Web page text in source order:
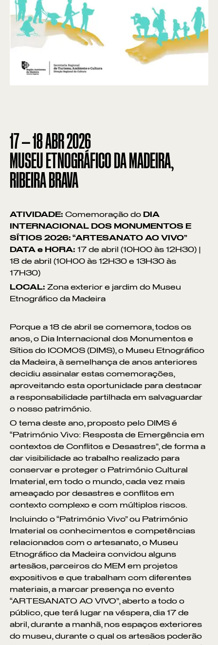
17—18ABR2026
MUSEU ETNOGRÁFICO DA MADEIRA,
RIBEIRA BRAVA
ATIVIDADE: Comemoração do DIA
INTERNACIONAL DOS MONUMENTOS E
SÍTIOS 2026: “ARTESANATO AO VIVO”
DATA e HORA: 17 de abril (10H00 às 12H30) |
18 de abril (10H00 às 12H30 e 13H30 às
17H30)
LOCAL: Zona exterior e jardim do Museu
Etnográfico da Madeira
Porque a 18 de abril se comemora, todos os
anos, o Dia Internacional dos Monumentos e
Sítios do ICOMOS (DIMS), o Museu Etnográfico
da Madeira, à semelhança de anos anteriores
decidiu assinalar estas comemorações,
aproveitando esta oportunidade para destacar
a responsabilidade partilhada em salvaguardar
o nosso património.
O tema deste ano, proposto pelo DIMS é
“Património Vivo: Resposta de Emergência em
contextos de Conflitos e Desastres”, de forma a
dar visibilidade ao trabalho realizado para
conservar e proteger o Património Cultural
Imaterial, em todo o mundo, cada vez mais
ameaçado por desastres e conflitos em
contexto complexo e com múltiplos riscos.
Incluindo o “Património Vivo” ou Património
Imaterial os conhecimentos e competências
relacionados com o artesanato, o Museu
Etnográfico da Madeira convidou alguns
artesãos, parceiros do MEM em projetos
expositivos e que trabalham com diferentes
materiais, a marcar presença no evento
“ARTESANATO AO VIVO”, aberto a todo o
público, que terá lugar na véspera, dia 17 de
abril, durante a manhã, nos espaços exteriores
do museu, durante o qual os artesãos poderão